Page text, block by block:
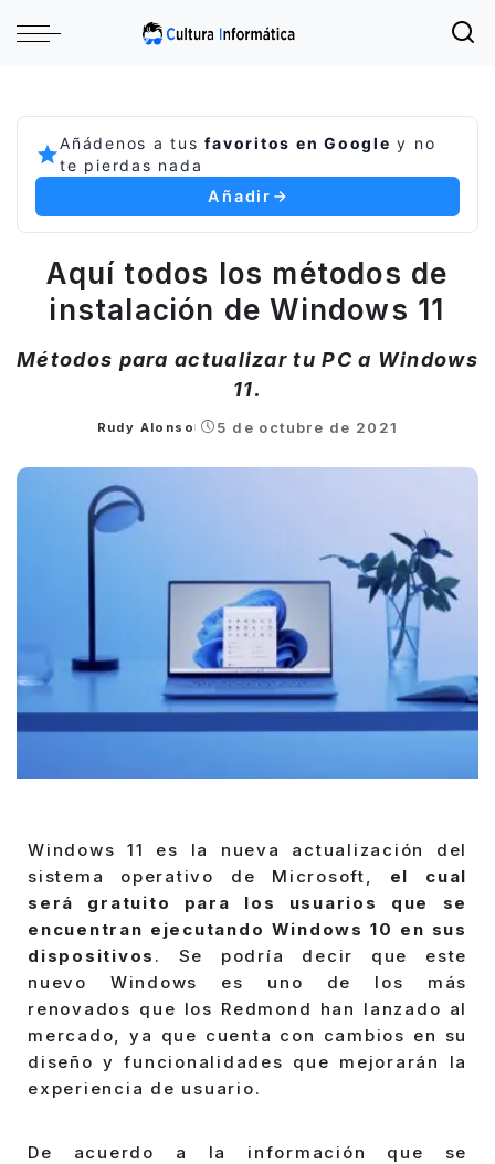
Añádenos a tusfavoritos en Google y no
te pierdas nada
Añadir
Aquí todos los métodos de
instalación de Windows 11
Métodos para actualizar tu PC a Windows
11.
Posted
Rudy Alonso 5 de octubre de 2021
Windows 11 es la nueva actualización del
sistema operativo de Microsoft, el cual
será gratuito para los usuarios que se
encuentran ejecutando Windows 10 en sus
dispositivos . Se podría decir que este
nuevo Windows es uno de los más
renovados que los Redmond han lanzado al
mercado, ya que cuenta con cambios en su
diseño y funcionalidades que mejorarán la
experiencia de usuario.
De acuerdo a la información que se